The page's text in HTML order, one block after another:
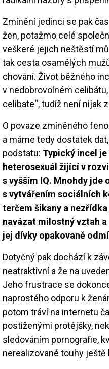
Zmínění jedinci se pak
žen, potažmo celé
veškeré jejich neštěstí
tak cesta osamělých
chování. Život běžného
v nedobrovolném
celibate“, tudíž není nijak
O povaze zmíněného
a máme tedy dostatek
podstatu: Typický incel
heterosexuál žijící v
s vyšším IQ. Mnohdy jde
s vytvářením sociálních
terčem šikany a
navázat milostný vztah
jej dívky opakovaně
Dotyčný pak dochází k
neatraktivní a že na
Jeho frustrace se
naprostého odporu k
potom tráví na internetu
postiženými protějšky,
sledováním pornografie,
nerealizované touhy ještě